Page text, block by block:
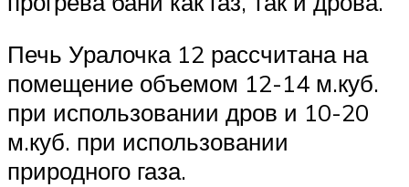
Печь Уралочка 12 рассчитана на
помещение объемом 12-14 м.куб.
при использовании дров и 10-20
м.куб. при использовании
природного газа.